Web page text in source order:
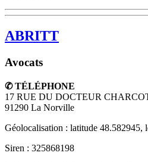
ABRITT
Avocats
✆ TÉLÉPHONE
17 RUE DU DOCTEUR
91290 La Norville
Géolocalisation : latitude 48.582945,
Siren : 325868198